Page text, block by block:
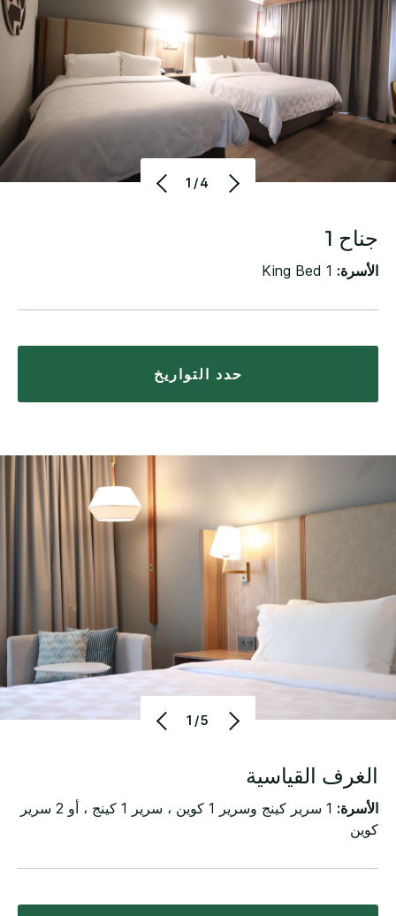
1/4
جناح 1
الأسرة: 1 King Bed
حدد التواريخ
1/5
الغرف القياسية
الأسرة:
1 سرير كينج وسرير 1 كوين ، سرير 1 كينج ، أو 2 سرير
كوين